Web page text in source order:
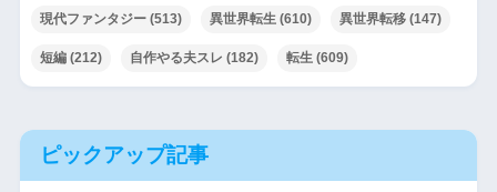
現代ファンタジー(513) 異世界転生(610) 異世界転移(147)
短編(212) 自作やる夫スレ (182) 転生(609)
ピックアップ記事